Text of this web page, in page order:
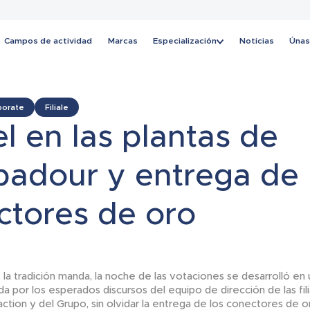
Campos de actividad Marcas Especialización Noticias
Noticias
Filiale
en las plantas de
y entrega de
de oro
la tradición manda, la noche de las votaciones se desarrolló en
por los esperados discursos del equipo de dirección de las
y del Grupo, sin olvidar la entrega de los conectores de